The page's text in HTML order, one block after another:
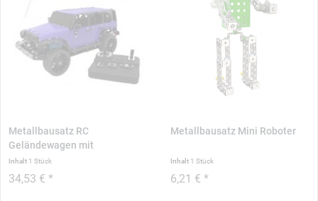
Metallbausatz RC
Geländewagen mit
Fernbedienung
Inhalt 1 Stück
34,53 € *
Metallbausatz Mini Roboter
Inhalt 1 Stück
6,21 € *